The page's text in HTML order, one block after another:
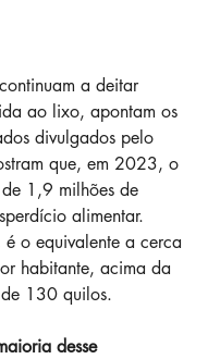
a deitar
ao lixo, apontam os
divulgados pelo
que, em 2023, o
1,9 milhões de
alimentar.
é o equivalente a cerca
habitante, acima da
130 quilos.
desse